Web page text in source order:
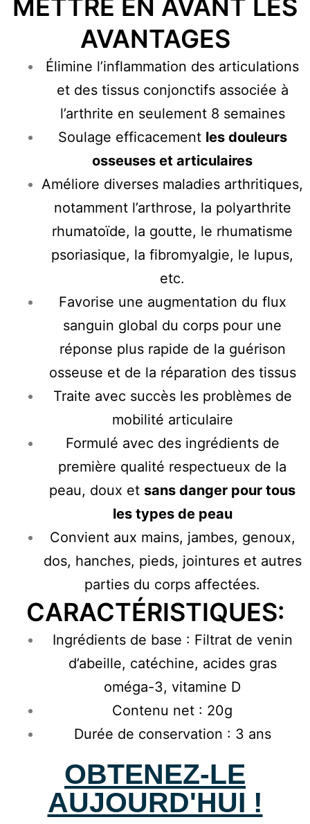
METTRE EN AVANT LES
AVANTAGES
Élimine l’inflammation des articulations
et des tissus conjonctifs associée à
l’arthrite en seulement 8 semaines
Soulage efficacement les douleurs
osseuses et articulaires
Améliore diverses maladies arthritiques,
notamment l’arthrose, la polyarthrite
rhumatoïde, la goutte, le rhumatisme
psoriasique, la fibromyalgie, le lupus,
etc.
Favorise une augmentation du flux
sanguin global du corps pour une
réponse plus rapide de la guérison
osseuse et de la réparation des tissus
Traite avec succès les problèmes de
mobilité articulaire
Formulé avec des ingrédients de
première qualité respectueux de la
peau, doux et sans danger pour tous
les types de peau
Convient aux mains, jambes, genoux,
dos, hanches, pieds, jointures et autres
parties du corps affectées.
CARACTÉRISTIQUES:
Ingrédients de base : Filtrat de venin
d’abeille, catéchine, acides gras
oméga-3, vitamine D
Contenu net : 20g
Durée de conservation : 3 ans
OBTENEZ-LE
AUJOURD'HUI !